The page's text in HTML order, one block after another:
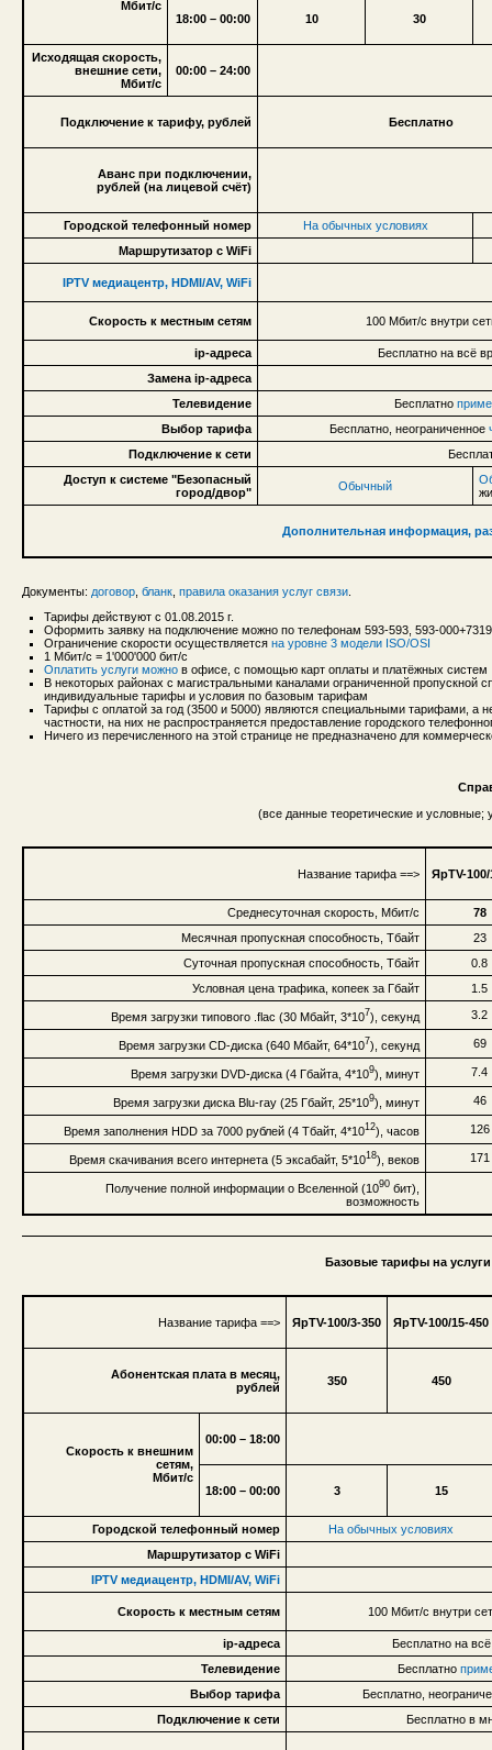
Мбит/с
18:00 – 00:00
10 30
Исходящая скорость,
внешние сети,
Мбит/с
00:00 – 24:00
Подключение к тарифу, рублей Бесплатно
Аванс при подключении,
рублей (на лицевой счёт)
Городской телефонный номер
На обычных условиях
Маршрутизатор с WiFi
IPTV медиацентр, HDMI/AV, WiFi
Скорость к местным сетям 100 Мбит/с внутри
ip-адреса
Бесплатно на всё
Замена ip-адреса
Телевидение
Бесплатно
Выбор тарифа
Бесплатно, неограниченное
Подключение к сети
Доступ к системе "Безопасный
город/двор"
Обычный
Дополнительная информация,
Документы: договор бланк правила оказания услуг связи
Тарифы действуют с 01.08.2015 г.
Оформить заявку на подключение можно по телефонам 593-593, 593-
Ограничение скорости осуществляется на уровне 3 модели ISO/OSI
1 Мбит/с = 1'000'000 бит/с
Оплатить услуги можно в офисе, с помощью карт оплаты и платёжных систем
В некоторых районах с магистральными каналами ограниченной пропускной
индивидуальные тарифы и условия по базовым тарифам
Тарифы с оплатой за год (3500 и 5000) являются специальными тарифами,
частности, на них не распространяется предоставление городского
Ничего из перечисленного на этой странице не предназначено для
(все данные теоретические и условные;
Название тарифа ==> ЯрTV-100/
Среднесуточная скорость, Мбит/с
78
Месячная пропускная способность, Тбайт
23
Суточная пропускная способность, Тбайт
0.8
Условная цена трафика, копеек за Гбайт
1.5
Время загрузки типового .flac (30 Мбайт, 3*107), секунд 3.2
Время загрузки CD-диска (640 Мбайт, 64*107), секунд 69
Время загрузки DVD-диска (4 Гбайта, 4*109), минут 7.4
Время загрузки диска Blu-ray (25 Гбайт, 25*109), минут 46
Время заполнения HDD за 7000 рублей (4 Тбайт, 4*1012), часов 126
Время скачивания всего интернета (5 эксабайт, 5*1018), веков 171
Получение полной информации о Вселенной (1090 бит),
возможность
Базовые тарифы на
Название тарифа ==> ЯрTV-100/3-350 ЯрTV-100/15-450
Абонентская плата в месяц,
рублей
350 450
Скорость к внешним
сетям,
Мбит/с
00:00 – 18:00
18:00 – 00:00 3 15
Городской телефонный номер
На обычных условиях
Маршрутизатор с WiFi
IPTV медиацентр, HDMI/AV, WiFi
Скорость к местным сетям 100 Мбит/с внутри
ip-адреса
Бесплатно на
Телевидение
Бесплатно
Выбор тарифа
Бесплатно,
Подключение к сети
Бесплатно в